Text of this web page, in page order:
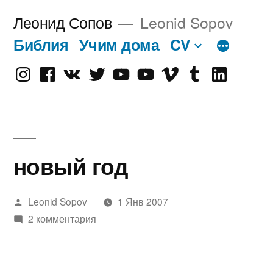
Леонид Сопов Leonid Sopov
Библия Учим дома CV
InstagramFacebook
VK TwitterYoutube
Old Vimeotumblrlinkedin
новый год
Написано
автором
Leonid Sopov
1 Янв 2007
2 комментария